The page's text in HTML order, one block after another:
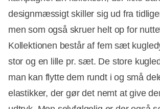
designmæssigt skiller sig ud fra
men som også skruer helt op for
Kollektionen består af fem sæt
stor og en lille pr. sæt. De store
man kan flytte dem rundt i og små
elastikker, der gør det nemt at give